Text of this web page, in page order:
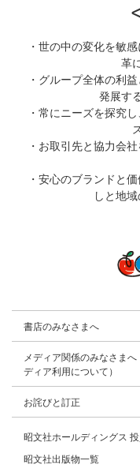
・世の中の変化を敏
革
・グループ全体の利
発展す
・常にニーズを探究
・お取引先と協力会
・安心のブランドと
しと地
書店のみなさまへ
メディア関係のみなさま
ディア利用について）
お詫びと訂正
昭文社ホールディングス
昭文社出版物一覧